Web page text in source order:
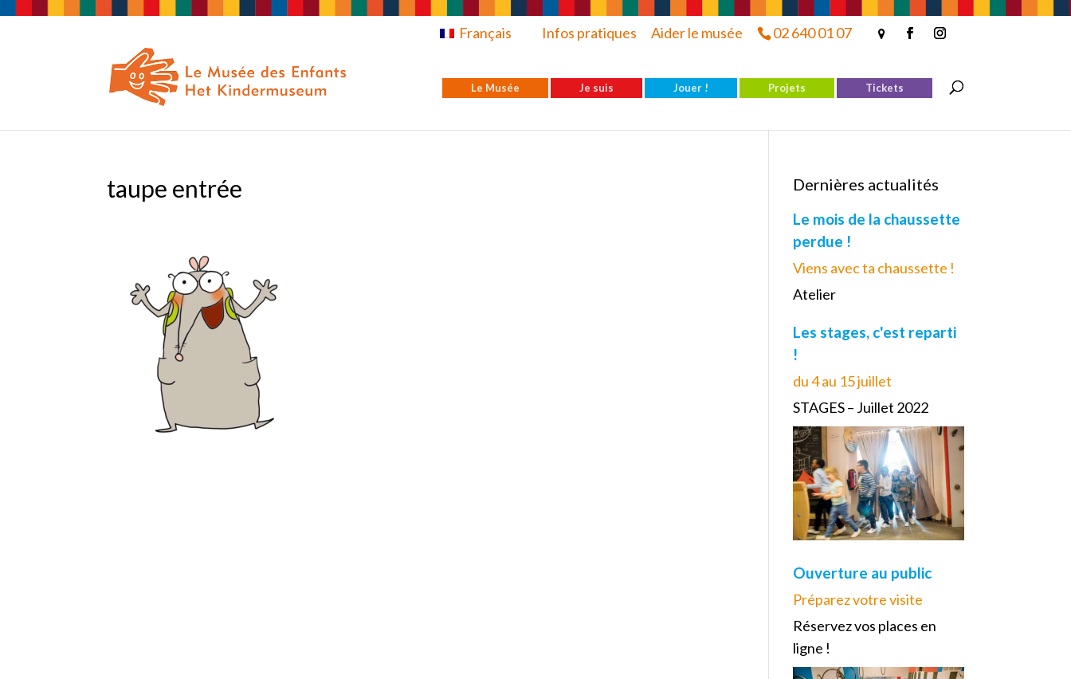
02 640 01 07
Français Infos pratiques Aider le musée
Le Musée Je suis Jouer ! Projets Tickets
taupe entrée Dernières actualités
Le mois de la chaussette
perdue !
Viens avec ta chaussette !
Atelier
Les stages, c'est reparti
!
du 4 au 15 juillet
STAGES – Juillet 2022
Ouverture au public
Préparez votre visite
Réservez vos places en
ligne !